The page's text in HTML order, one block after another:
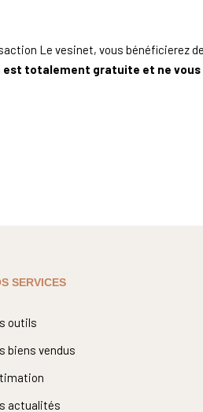
Le vesinet, vous bénéficierez de
est totalement gratuite et ne vous
SERVICES
outils
biens vendus
actualités